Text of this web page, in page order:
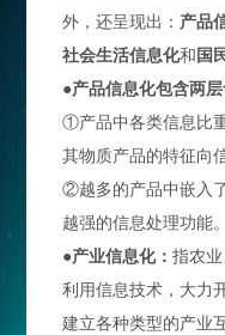
外，还呈现出： 产品
社会生活信息化和国
●产品信息化包含两
①产品中各类信息比
其物质产品的特征向
②越多的产品中嵌入
越强的信息处理功能。
●产业信息化：指农
利用信息技术，大力
建立各种类型的产业